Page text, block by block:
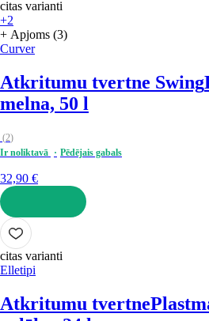
citas varianti
+2
+ Apjoms (3)
Curver
Atkritumu tvertne Swing
melna, 50 l
(2)
Ir noliktavā
Pēdējais gabals
32,90 €
LIKT GROZĀ
citas varianti
Elletipi
Atkritumu tvertne